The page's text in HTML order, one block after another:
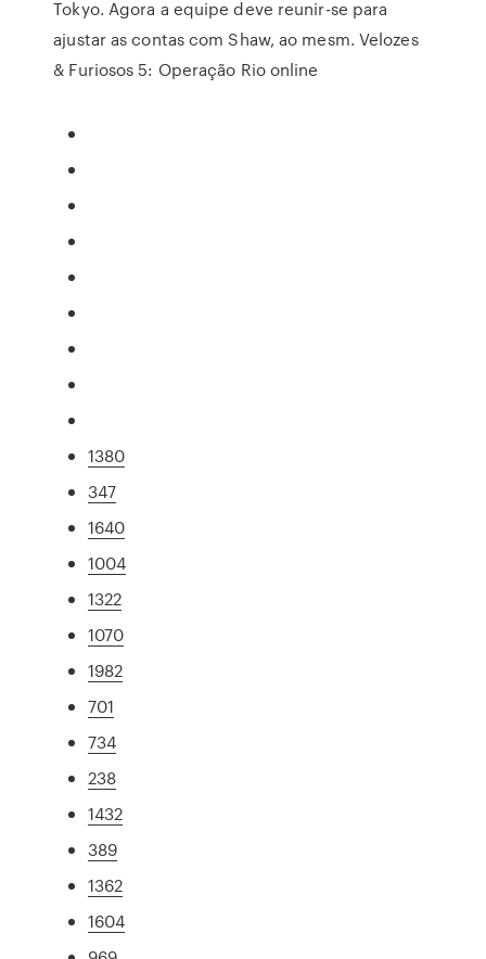
Tokyo. Agora a equipe deve reunir-se para
ajustar as contas com Shaw, ao mesm. Velozes
& Furiosos 5: Operação Rio online
1380
347
1640
1004
1322
1070
1982
701
734
238
1432
389
1362
1604